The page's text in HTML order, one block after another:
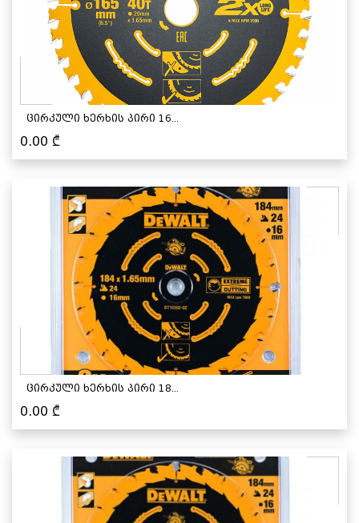
ცირკული ხერხის პირი 16...
0.00 ₾
ცირკული ხერხის პირი 18...
0.00 ₾